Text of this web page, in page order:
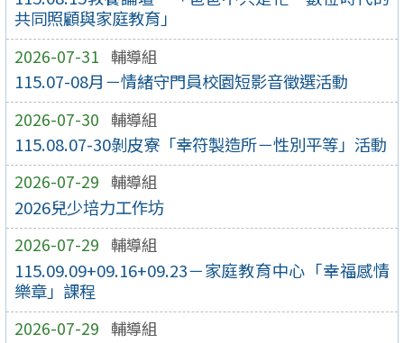
共同照顧與家庭教育」
2026-07-31 輔導組
115.07-08月－情緒守門員校園短影音徵選活動
2026-07-30 輔導組
115.08.07-30剝皮寮「幸符製造所－性別平等」活動
2026-07-29 輔導組
2026兒少培力工作坊
2026-07-29 輔導組
115.09.09+09.16+09.23－家庭教育中心「幸福感情
樂章」課程
2026-07-29 輔導組